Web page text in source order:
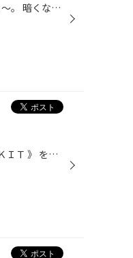
こんにちは！男・山田です！！ 最近はッ！！ 大分寒くなってきましたねぇ～。 暗くなるのも早くなってきましたねぇ～。 そうです、ＬＥＤのお知らせです♪(￣ー￣)v 当店ではッ！！ ポジション球にオススメ☆ ベロフさんの 《 シリウスゼータＮＥＯ 》 バックランプにオススメ☆ ジュナックさんの 《 ...
こんにちは！男・山田です！！ 先日ッ！！ マツダＣＸ－５に、 《 ＴＶ－ＫＩＴ 》 を、 お取付けさせていただきました～☆(^^)v ＴＶ－ＫＩＴ ( テレビキット ) とは・・・ 近頃のナビは、 『 停止中はＴＶが見れても、走行中は見れない。 』 っという仕様になっていますが、 『 停止中はもちろん！...